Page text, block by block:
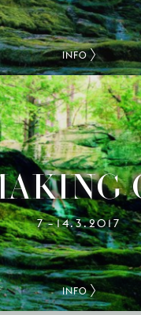
INFO
7–14.3.2017
INFO